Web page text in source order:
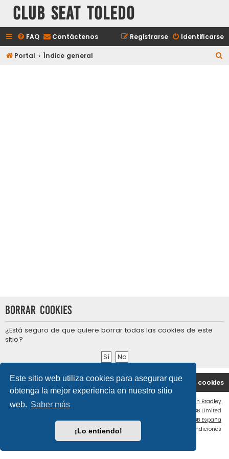
Este sitio web utiliza cookies para asegurar que
obtenga la mejor experiencia en nuestro sitio
web. Saber más
¡Lo entiendo!
Club Seat Toledo
FAQ Contáctenos Identificarse
Registrarse
Portal Índice general
Borrar cookies
¿Está seguro de que quiere borrar todas las cookies de este
sitio?
Portal Índice general Borrar cookies
Contáctenos
Ian Bradley
Desarrollado por
® Forum Software © phpBB Limited
Traducción al español por
phpBB España
Condiciones